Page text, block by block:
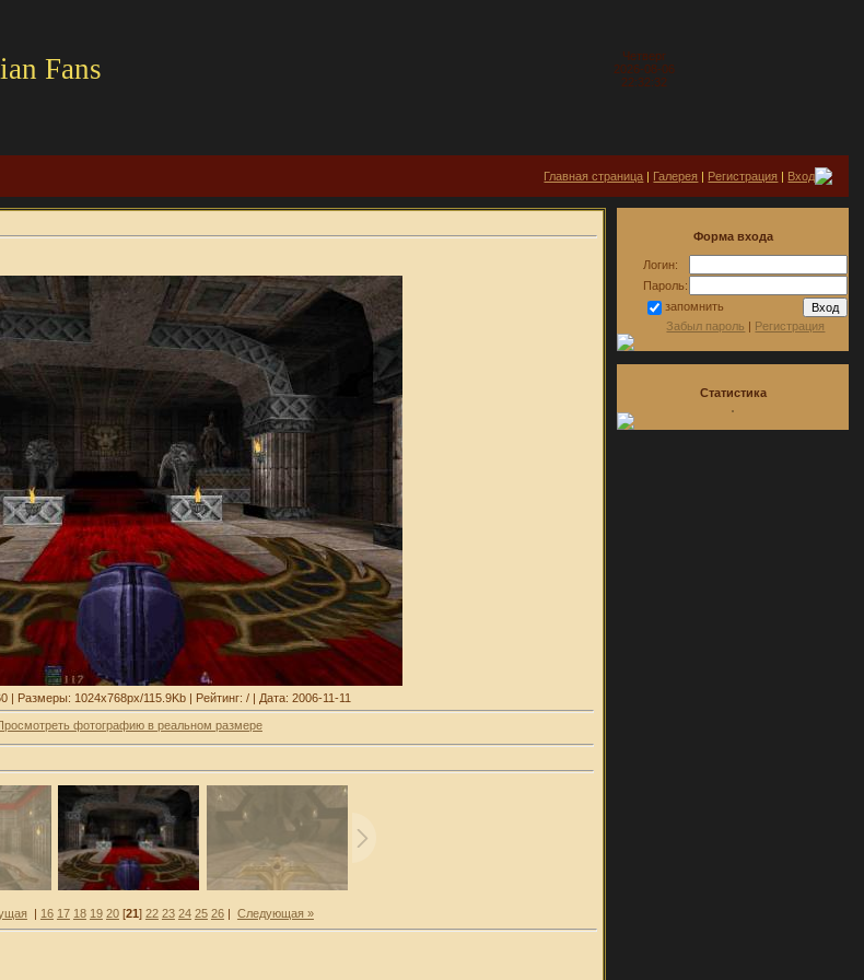
Fans
Четверг
2026-08-06
22:32:32
Главная страница | Галерея | Регистрация | Вход
| Размеры: 1024x768px/115.9Kb | Рейтинг: / | Дата: 2006-11-11
фотографию в реальном размере
| 16 17 18 19 20[21] 22 23 24 25 26| Следующая »
Форма входа
Логин:
Пароль:
запомнить
Забыл пароль | Регистрация
Статистика